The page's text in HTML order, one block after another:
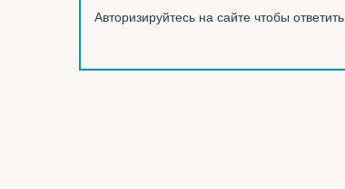
Авторизируйтесь на сайте чтобы ответить.